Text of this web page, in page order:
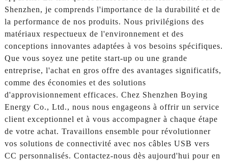
Shenzhen, je comprends l'importance de la durabilité et de
la performance de nos produits. Nous privilégions des
matériaux respectueux de l'environnement et des
conceptions innovantes adaptées à vos besoins spécifiques.
Que vous soyez une petite start-up ou une grande
entreprise, l'achat en gros offre des avantages significatifs,
comme des économies et des solutions
d'approvisionnement efficaces. Chez Shenzhen Boying
Energy Co., Ltd., nous nous engageons à offrir un service
client exceptionnel et à vous accompagner à chaque étape
de votre achat. Travaillons ensemble pour révolutionner
vos solutions de connectivité avec nos câbles USB vers
CC personnalisés. Contactez-nous dès aujourd'hui pour en